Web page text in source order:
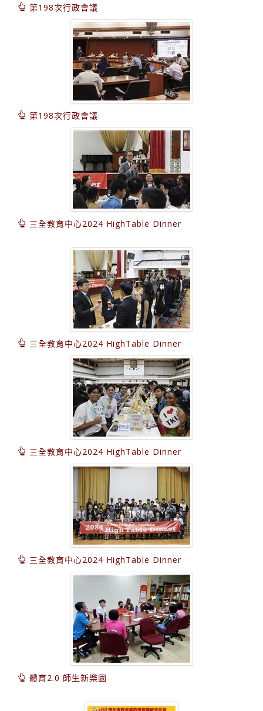
第198次行政會議
第198次行政會議
三全教育中心2024 HighTable Dinner
三全教育中心2024 HighTable Dinner
三全教育中心2024 HighTable Dinner
三全教育中心2024 HighTable Dinner
體育2.0 師生新樂園